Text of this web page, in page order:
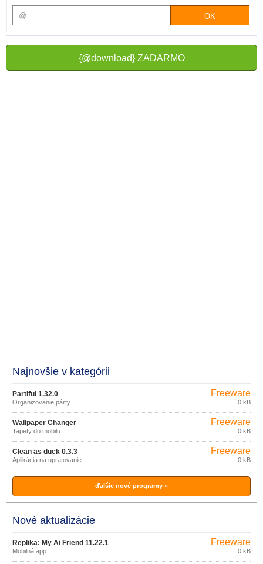
{@download} ZADARMO
Najnovšie v kategórii
Partiful 1.32.0
Organizovanie párty
Freeware
0 kB
Wallpaper Changer
Tapety do mobilu
Freeware
0 kB
Clean as duck 0.3.3
Aplikácia na upratovanie
Freeware
0 kB
ďalšie nové programy »
Nové aktualizácie
Replika: My Ai Friend 11.22.1
Mobilná app.
Freeware
0 kB